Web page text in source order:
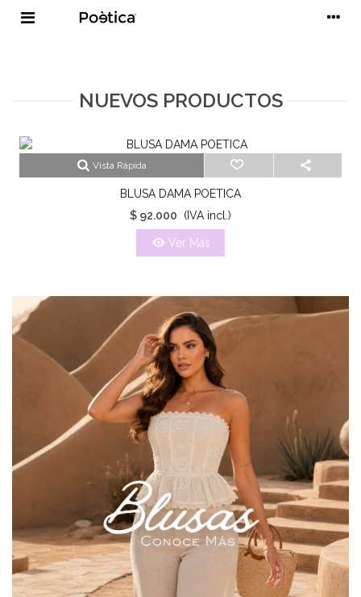
NUEVOS PRODUCTOS
Vista Rápida
BLUSA DAMA POETICA
$ 92.000
(IVA incl.)
Ver Más